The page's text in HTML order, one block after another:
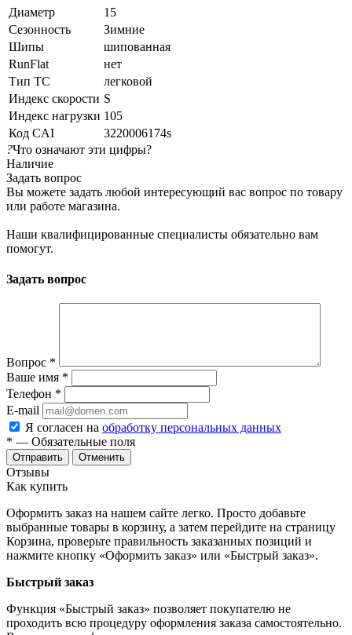
Диаметр
15
Сезонность
Зимние
Шипы
шипованная
RunFlat
нет
Тип ТС
легковой
Индекс скорости S
Индекс нагрузки 105
Код CAI
3220006174s
?Что означают эти цифры?
Наличие
Задать вопрос
Вы можете задать любой интересующий вас вопрос по товару
или работе магазина.
Наши квалифицированные специалисты обязательно вам
помогут.
Задать вопрос
Вопрос *
Ваше имя *
Телефон *
E-mail
Я согласен на обработку персональных данных
* — Обязательные поля
Отменить
Отзывы
Как купить
Оформить заказ на нашем сайте легко. Просто добавьте
выбранные товары в корзину, а затем перейдите на страницу
Корзина, проверьте правильность заказанных позиций и
нажмите кнопку «Оформить заказ» или «Быстрый заказ».
Быстрый заказ
Функция «Быстрый заказ» позволяет покупателю не
проходить всю процедуру оформления заказа самостоятельно.